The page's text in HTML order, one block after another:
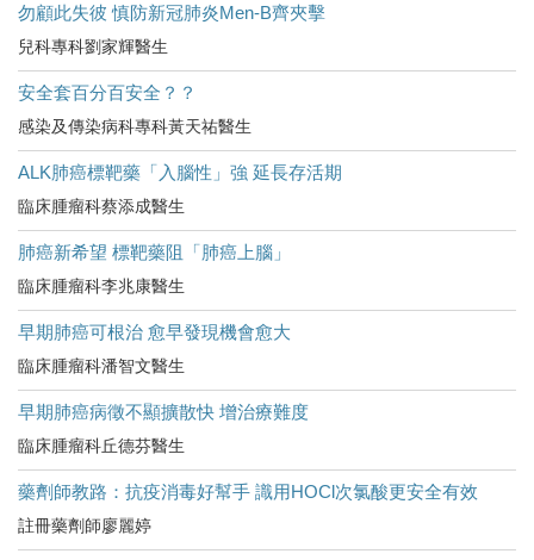
勿顧此失彼 慎防新冠肺炎Men-B齊夾擊
兒科專科劉家輝醫生
安全套百分百安全？？
感染及傳染病科專科黃天祐醫生
ALK肺癌標靶藥「入腦性」強 延長存活期
臨床腫瘤科蔡添成醫生
肺癌新希望 標靶藥阻「肺癌上腦」
臨床腫瘤科李兆康醫生
早期肺癌可根治 愈早發現機會愈大
臨床腫瘤科潘智文醫生
早期肺癌病徵不顯擴散快 增治療難度
臨床腫瘤科丘德芬醫生
藥劑師教路：抗疫消毒好幫手 識用HOCl次氯酸更安全有效
註冊藥劑師廖麗婷